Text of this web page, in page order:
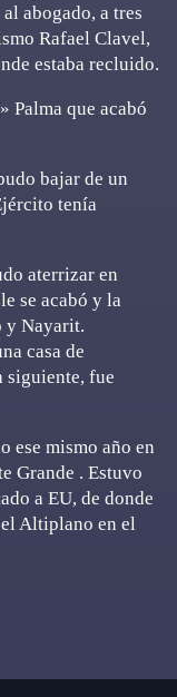
abogado, a tres
Rafael Clavel,
estaba recluido.
Palma que acabó
bajar de un
tenía
aterrizar en
se acabó y la
y Nayarit.
casa de
siguiente, fue
ese mismo año en
Grande . Estuvo
a EU, de donde
Altiplano en el